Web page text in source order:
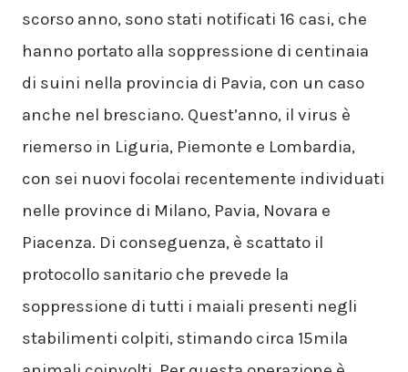
scorso anno, sono stati notificati 16 casi, che
hanno portato alla soppressione di centinaia
di suini nella provincia di Pavia, con un caso
anche nel bresciano. Quest’anno, il virus è
riemerso in Liguria, Piemonte e Lombardia,
con sei nuovi focolai recentemente individuati
nelle province di Milano, Pavia, Novara e
Piacenza. Di conseguenza, è scattato il
protocollo sanitario che prevede la
soppressione di tutti i maiali presenti negli
stabilimenti colpiti, stimando circa 15mila